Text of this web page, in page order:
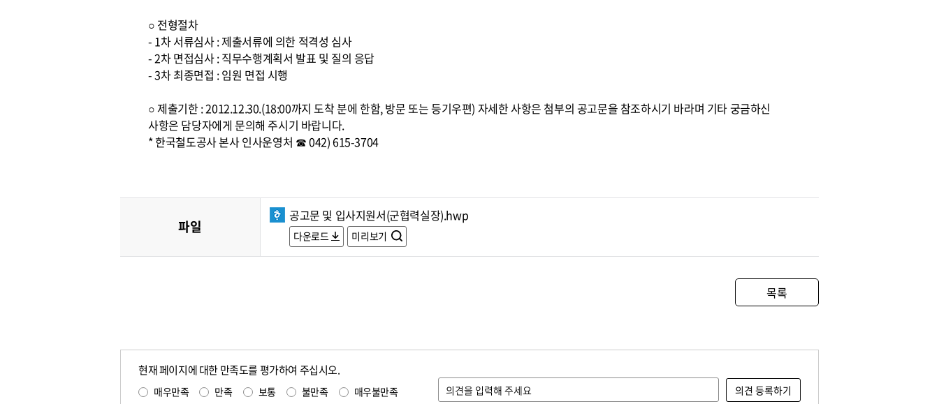
○ 전형절차
- 1차 서류심사 : 제출서류에 의한 적격성 심사
- 2차 면접심사 : 직무수행계획서 발표 및 질의 응답
- 3차 최종면접 : 임원 면접 시행
○ 제출기한 : 2012.12.30.(18:00까지 도착 분에 한함, 방문 또는 등기우편) 자세한 사항은 첨부의 공고문을 참조하시기 바라며 기타 궁금하신
사항은 담당자에게 문의해 주시기 바랍니다.
* 한국철도공사 본사 인사운영처 ☎ 042) 615-3704
파일
공고문 및 입사지원서(군협력실장).hwp
다운로드 미리보기
목록
현재 페이지에 대한 만족도를 평가하여 주십시오.
매우만족 만족 보통 불만족 매우불만족